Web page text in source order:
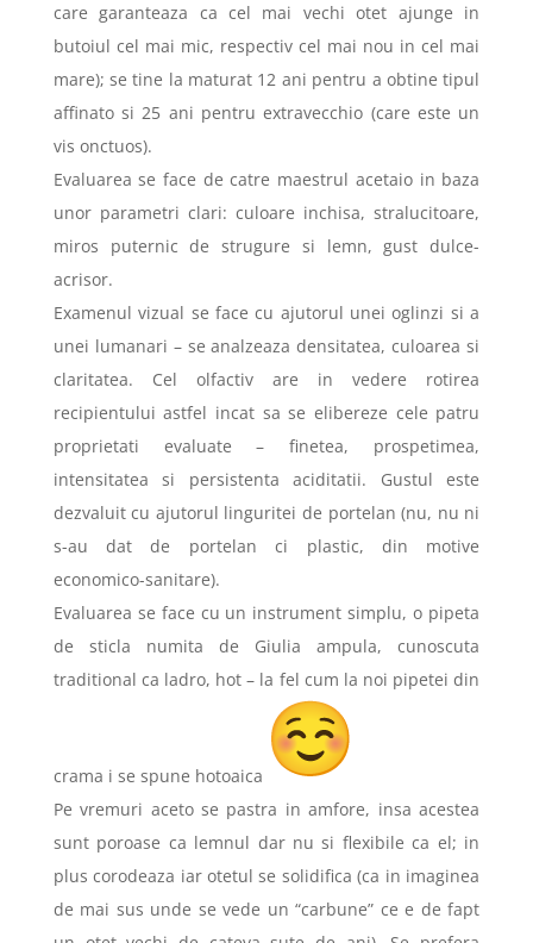
care garanteaza ca cel mai vechi otet ajunge in
butoiul cel mai mic, respectiv cel mai nou in cel mai
mare); se tine la maturat 12 ani pentru a obtine tipul
affinato si 25 ani pentru extravecchio (care este un
vis onctuos).
Evaluarea se face de catre maestrul acetaio in baza
unor parametri clari: culoare inchisa, stralucitoare,
miros puternic de strugure si lemn, gust dulce-
acrisor.
Examenul vizual se face cu ajutorul unei oglinzi si a
unei lumanari – se analzeaza densitatea, culoarea si
claritatea. Cel olfactiv are in vedere rotirea
recipientului astfel incat sa se elibereze cele patru
proprietati evaluate – finetea, prospetimea,
intensitatea si persistenta aciditatii. Gustul este
dezvaluit cu ajutorul linguritei de portelan (nu, nu ni
s-au dat de portelan ci plastic, din motive
economico-sanitare).
Evaluarea se face cu un instrument simplu, o pipeta
de sticla numita de Giulia ampula, cunoscuta
traditional ca ladro, hot – la fel cum la noi pipetei din
crama i se spune hotoaica
Pe vremuri aceto se pastra in amfore, insa acestea
sunt poroase ca lemnul dar nu si flexibile ca el; in
plus corodeaza iar otetul se solidifica (ca in imaginea
de mai sus unde se vede un “carbune” ce e de fapt